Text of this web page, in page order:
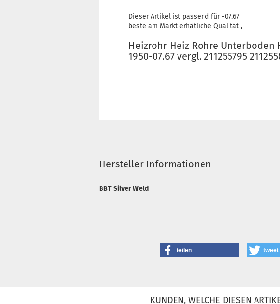
Dieser Artikel ist passend für -07.67
beste am Markt erhätliche Qualität ,
Heizrohr Heiz Rohre Unterboden
1950-07.67 vergl. 211255795
Hersteller Informationen
BBT Silver Weld
teilen tweet
KUNDEN, WELCHE DIESEN